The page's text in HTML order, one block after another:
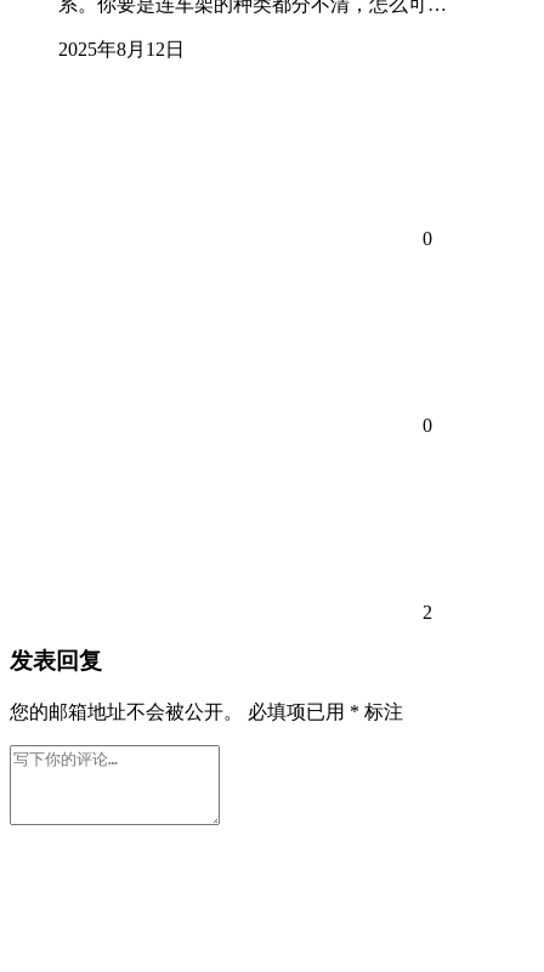
2025年8月12日
0
0
2
发表回复
您的邮箱地址不会被公开。 必填项已用 * 标注